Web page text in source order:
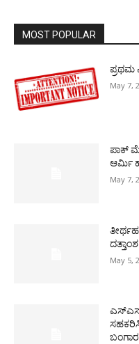
MOST POPULAR
ಪ್ರಥಮ
May 7,
ಪಾಕ್​
ಆರ್ಮಿ
May 7,
May 5,